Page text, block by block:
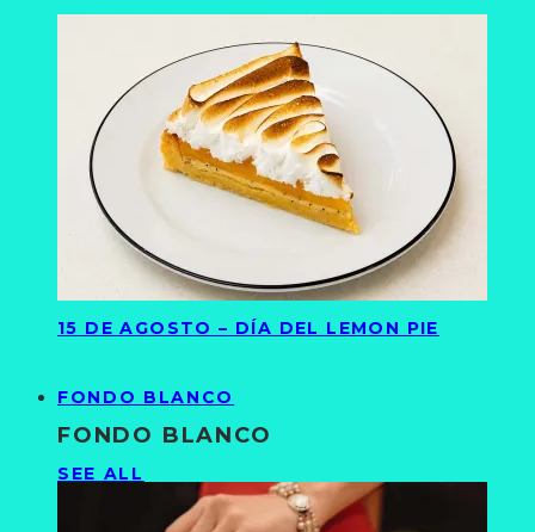
15 DE AGOSTO – DÍA DEL LEMON PIE
FONDO BLANCO
FONDO BLANCO
SEE ALL